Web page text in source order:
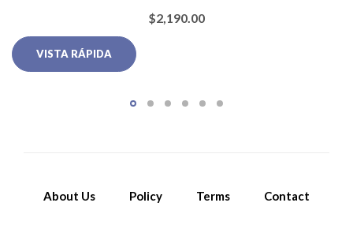
$2,190.00
VISTA RÁPIDA
About Us Policy Terms Contact